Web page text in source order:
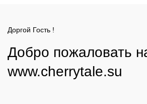
Доргой Гость !
Добро пожаловать
www.cherrytale.su